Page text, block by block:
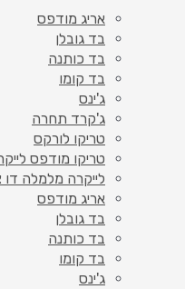
אריג מודפס
בד גובלן
בד כותנה
בד קומו
ג'ינס
ג'קרד תחרה
טריקו לורקס
טריקו מודפס
לייקרה מלמלה דו
אריג מודפס
בד גובלן
בד כותנה
בד קומו
ג'ינס